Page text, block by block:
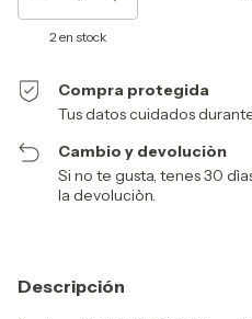
2 en stock
Compra protegida
Tus datos cuidados
Cambio y devoluciòn
Si no te gusta, tenes 30
la devoluciòn.
Descripción